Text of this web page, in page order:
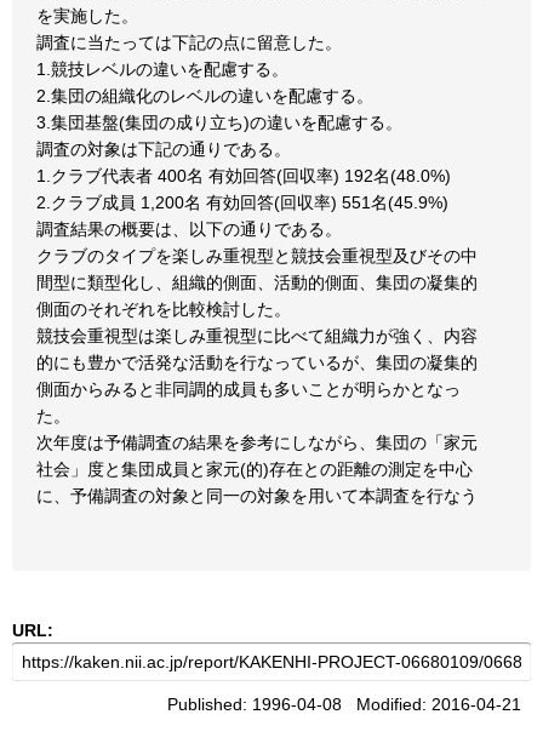
を実施した。
調査に当たっては下記の点に留意した。
1.競技レベルの違いを配慮する。
2.集団の組織化のレベルの違いを配慮する。
3.集団基盤(集団の成り立ち)の違いを配慮する。
調査の対象は下記の通りである。
1.クラブ代表者 400名 有効回答(回収率) 192名(48.0%)
2.クラブ成員 1,200名 有効回答(回収率) 551名(45.9%)
調査結果の概要は、以下の通りである。
クラブのタイプを楽しみ重視型と競技会重視型及びその中
間型に類型化し、組織的側面、活動的側面、集団の凝集的
側面のそれぞれを比較検討した。
競技会重視型は楽しみ重視型に比べて組織力が強く、内容
的にも豊かで活発な活動を行なっているが、集団の凝集的
側面からみると非同調的成員も多いことが明らかとなっ
た。
次年度は予備調査の結果を参考にしながら、集団の「家元
社会」度と集団成員と家元(的)存在との距離の測定を中心
に、予備調査の対象と同一の対象を用いて本調査を行なう
URL:
Published: 1996-04-08 Modified: 2016-04-21